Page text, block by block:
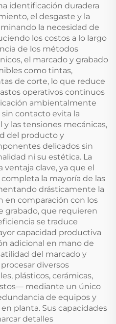
identificación duradera
el desgaste y la
la necesidad de
los costos a lo largo
de los métodos
el marcado y grabado
como tintas,
de corte, lo que reduce
operativos continuos
ambientalmente
sin contacto evita la
las tensiones mecánicas,
del producto y
delicados sin
ni su estética. La
clave, ya que el
la mayoría de las
drásticamente la
en comparación con los
grabado, que requieren
se traduce
capacidad productiva
adicional en mano de
del marcado y
diversos
plásticos, cerámicas,
mediante un único
de equipos y
planta. Sus capacidades
detalles